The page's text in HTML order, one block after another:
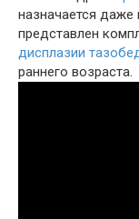
назначается
представлен
дисплазии
раннего возраста.